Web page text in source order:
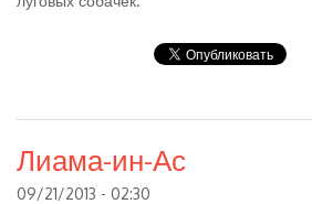
Лиама-ин-Ас
09/21/2013 - 02:30